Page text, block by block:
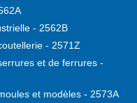
- 2562B
- 2571Z
et de ferrures -
et modèles - 2573A